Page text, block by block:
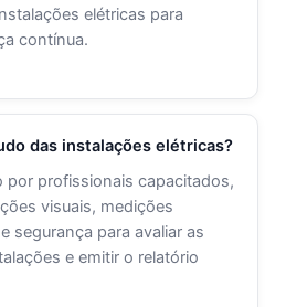
elétricas para
contínua.
das instalações elétricas?
por profissionais capacitados,
visuais, medições
segurança para avaliar as
e emitir o relatório